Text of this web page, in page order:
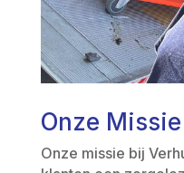
Onze Missie
Onze missie bij